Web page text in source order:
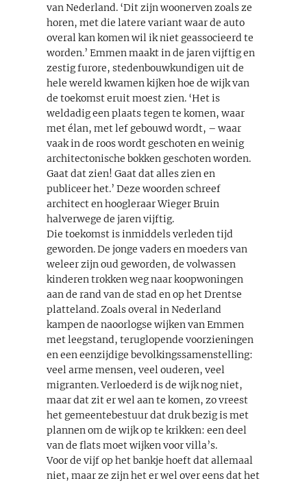
van Nederland. ‘Dit zijn woonerven zoals ze
horen, met die latere variant waar de auto
overal kan komen wil ik niet geassocieerd te
worden.’ Emmen maakt in de jaren vijftig en
zestig furore, stedenbouwkundigen uit de
hele wereld kwamen kijken hoe de wijk van
de toekomst eruit moest zien. ‘Het is
weldadig een plaats tegen te komen, waar
met élan, met lef gebouwd wordt, – waar
vaak in de roos wordt geschoten en weinig
architectonische bokken geschoten worden.
Gaat dat zien! Gaat dat alles zien en
publiceer het.’ Deze woorden schreef
architect en hoogleraar Wieger Bruin
halverwege de jaren vijftig.
Die toekomst is inmiddels verleden tijd
geworden. De jonge vaders en moeders van
weleer zijn oud geworden, de volwassen
kinderen trokken weg naar koopwoningen
aan de rand van de stad en op het Drentse
platteland. Zoals overal in Nederland
kampen de naoorlogse wijken van Emmen
met leegstand, teruglopende voorzieningen
en een eenzijdige bevolkingssamenstelling:
veel arme mensen, veel ouderen, veel
migranten. Verloederd is de wijk nog niet,
maar dat zit er wel aan te komen, zo vreest
het gemeentebestuur dat druk bezig is met
plannen om de wijk op te krikken: een deel
van de flats moet wijken voor villa’s.
Voor de vijf op het bankje hoeft dat allemaal
niet, maar ze zijn het er wel over eens dat het